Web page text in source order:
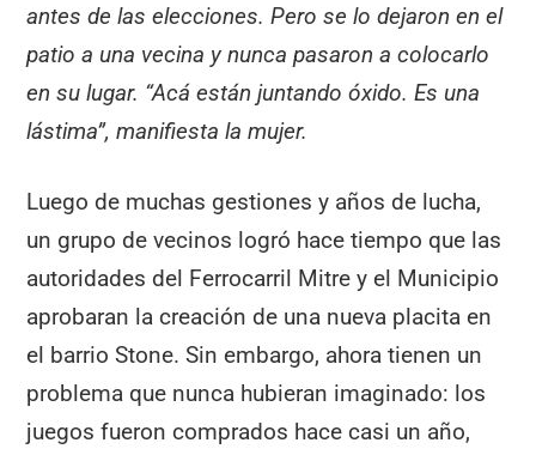
antes de las elecciones. Pero se lo dejaron en el
patio a una vecina y nunca pasaron a colocarlo
en su lugar. “Acá están juntando óxido. Es una
lástima”, manifiesta la mujer.
Luego de muchas gestiones y años de lucha,
un grupo de vecinos logró hace tiempo que las
autoridades del Ferrocarril Mitre y el Municipio
aprobaran la creación de una nueva placita en
el barrio Stone. Sin embargo, ahora tienen un
problema que nunca hubieran imaginado: los
juegos fueron comprados hace casi un año,